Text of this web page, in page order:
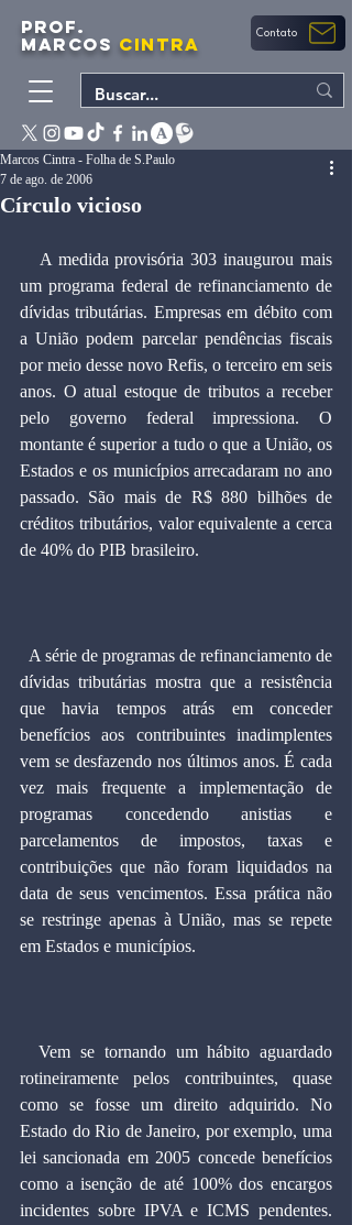
PROF.
MARCOS CINTRA Contato
Círculo vicioso
Marcos Cintra - Folha de S.Paulo
7 de ago. de 2006
um programa federal de refinanciamento de
dívidas tributárias. Empresas em débito com
a União podem parcelar pendências fiscais
por meio desse novo Refis, o terceiro em seis
anos. O atual estoque de tributos a receber
pelo governo federal impressiona. O
montante é superior a tudo o que a União, os
Estados e os municípios arrecadaram no ano
passado. São mais de R$ 880 bilhões de
créditos tributários, valor equivalente a cerca
de 40% do PIB brasileiro.
dívidas tributárias mostra que a resistência
que havia tempos atrás em conceder
benefícios aos contribuintes inadimplentes
vem se desfazendo nos últimos anos. É cada
vez mais frequente a implementação de
programas concedendo anistias e
parcelamentos de impostos, taxas e
contribuições que não foram liquidados na
data de seus vencimentos. Essa prática não
se restringe apenas à União, mas se repete
em Estados e municípios.
  Vem se tornando um hábito aguardado
rotineiramente pelos contribuintes, quase
como se fosse um direito adquirido. No
Estado do Rio de Janeiro, por exemplo, uma
lei sancionada em 2005 concede benefícios
como a isenção de até 100% dos encargos
incidentes sobre IPVA e ICMS pendentes.